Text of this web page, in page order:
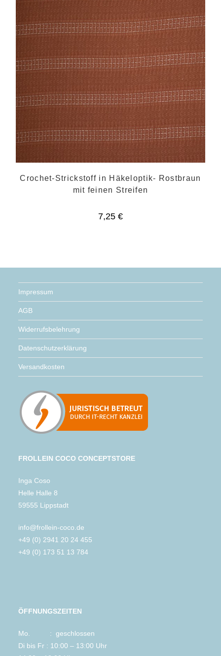
Crochet-Strickstoff in Häkeloptik- Rostbraun
mit feinen Streifen
7,25 €
Impressum
AGB
Widerrufsbelehrung
Datenschutzerklärung
Versandkosten
FROLLEIN COCO CONCEPTSTORE
Inga Coso
Helle Halle 8
59555 Lippstadt
info@frollein-coco.de
+49 (0) 2941 20 24 455
+49 (0) 173 51 13 784
ÖFFNUNGSZEITEN
Mo. : geschlossen
Di bis Fr : 10:00 – 13:00 Uhr